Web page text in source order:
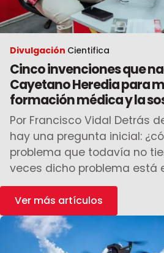
Divulgación Cientifica
Cinco invenciones que
Cayetano Heredia para
formación médica y la
Por Francisco Vidal Detrás
hay una pregunta inicial:
problema que todavía no
veces dicho problema está
donde un […]
Ver más artículos